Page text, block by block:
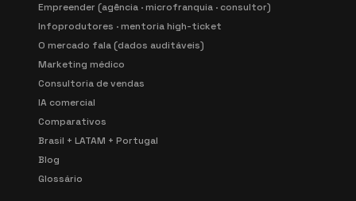
Empreender (agência · microfranquia · consultor)
Infoprodutores · mentoria high-ticket
O mercado fala (dados auditáveis)
Marketing médico
Consultoria de vendas
IA comercial
Comparativos
Brasil + LATAM + Portugal
Blog
Glossário